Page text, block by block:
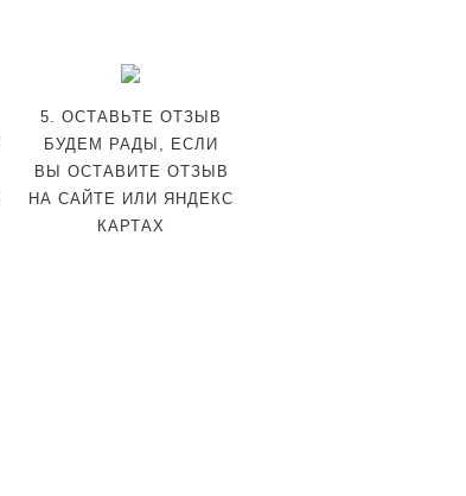
5. ОСТАВЬТЕ ОТЗЫВ
БУДЕМ РАДЫ, ЕСЛИ
ВЫ ОСТАВИТЕ ОТЗЫВ
НА САЙТЕ ИЛИ ЯНДЕКС
КАРТАХ